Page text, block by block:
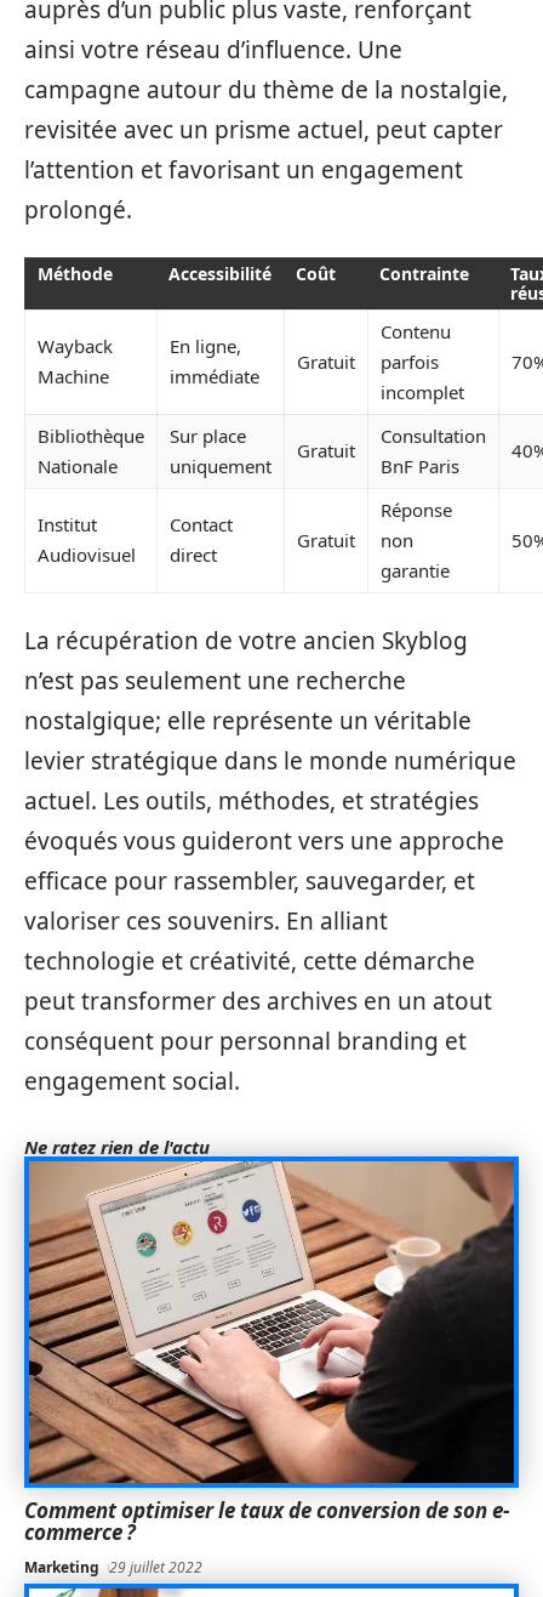
auprès d’un public plus vaste, renforçant
ainsi votre réseau d’influence. Une
campagne autour du thème de la nostalgie,
revisitée avec un prisme actuel, peut capter
l’attention et favorisant un engagement
prolongé.
Méthode Accessibilité Coût Contrainte
Wayback
Machine
En ligne,
immédiate
Gratuit
Contenu
parfois
incomplet
Bibliothèque
Nationale
Sur place
uniquement
Gratuit
Consultation
BnF Paris
Institut
Audiovisuel
Contact
direct
Gratuit
Réponse
non
garantie
La récupération de votre ancien Skyblog
n’est pas seulement une recherche
nostalgique; elle représente un véritable
levier stratégique dans le monde numérique
actuel. Les outils, méthodes, et stratégies
évoqués vous guideront vers une approche
efficace pour rassembler, sauvegarder, et
valoriser ces souvenirs. En alliant
technologie et créativité, cette démarche
peut transformer des archives en un atout
conséquent pour personnal branding et
engagement social.
Ne ratez rien de l'actu
Comment optimiser le taux de conversion de son e-
commerce ?
Marketing 29 juillet 2022